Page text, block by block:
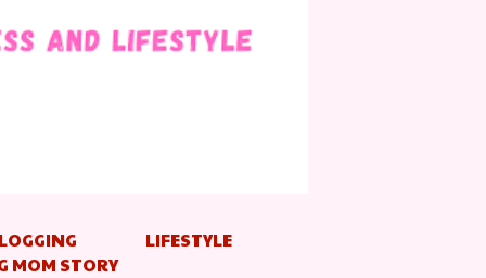
LIFESTYLE
MOM STORY